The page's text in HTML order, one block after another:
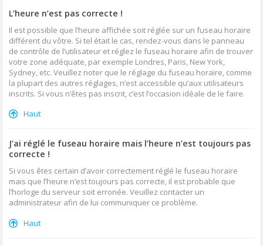
L’heure n’est pas correcte !
Il est possible que l’heure affichée soit réglée sur un fuseau horaire
différent du vôtre. Si tel était le cas, rendez-vous dans le panneau
de contrôle de l’utilisateur et réglez le fuseau horaire afin de trouver
votre zone adéquate, par exemple Londres, Paris, New York,
Sydney, etc. Veuillez noter que le réglage du fuseau horaire, comme
la plupart des autres réglages, n’est accessible qu’aux utilisateurs
inscrits. Si vous n’êtes pas inscrit, c’est l’occasion idéale de le faire.
Haut
J’ai réglé le fuseau horaire mais l’heure n’est toujours pas
correcte !
Si vous êtes certain d’avoir correctement réglé le fuseau horaire
mais que l’heure n’est toujours pas correcte, il est probable que
l’horloge du serveur soit erronée. Veuillez contacter un
administrateur afin de lui communiquer ce problème.
Haut